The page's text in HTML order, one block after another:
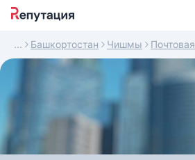
Башкортостан Чишмы Почтовая